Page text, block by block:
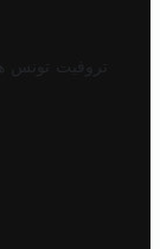
تروفيت تونس